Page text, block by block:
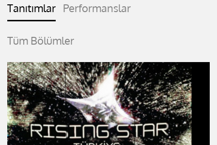
Tanıtımlar Performanslar
Tüm Bölümler